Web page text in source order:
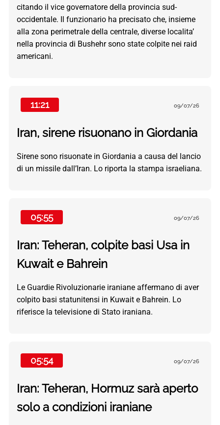
citando il vice governatore della provincia sud-
occidentale. Il funzionario ha precisato che, insieme
alla zona perimetrale della centrale, diverse localita’
nella provincia di Bushehr sono state colpite nei raid
americani.
11:21 09/07/26
Iran, sirene risuonano in Giordania
Sirene sono risuonate in Giordania a causa del lancio
di un missile dall’Iran. Lo riporta la stampa israeliana.
05:55 09/07/26
Iran: Teheran, colpite basi Usa in
Kuwait e Bahrein
Le Guardie Rivoluzionarie iraniane affermano di aver
colpito basi statunitensi in Kuwait e Bahrein. Lo
riferisce la televisione di Stato iraniana.
05:54 09/07/26
Iran: Teheran, Hormuz sarà aperto
solo a condizioni iraniane